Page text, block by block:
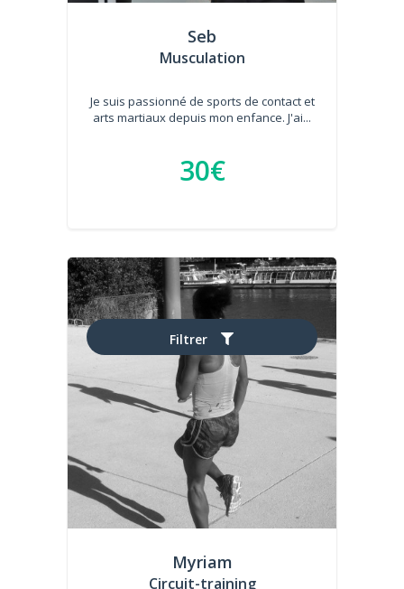
Filtrer
Seb
Musculation
Je suis passionné de sports de contact et
arts martiaux depuis mon enfance. J'ai...
30€
Myriam
Circuit-training